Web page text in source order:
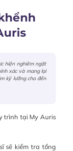
hiện nghiêm ngặt
xác và mang lại
kỹ lưỡng cho đến
trình tại My Auris
sẽ kiểm tra tổng